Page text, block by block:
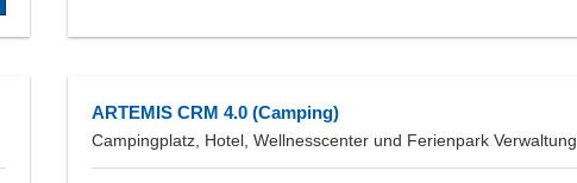
ARTEMIS CRM 4.0 (Camping)
Campingplatz, Hotel, Wellnesscenter und Ferienpark Verwaltung